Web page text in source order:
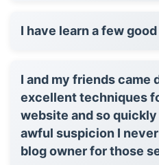
I have learn a few
I and my friends came
excellent techniques
website and so
awful suspicion I
blog owner for those